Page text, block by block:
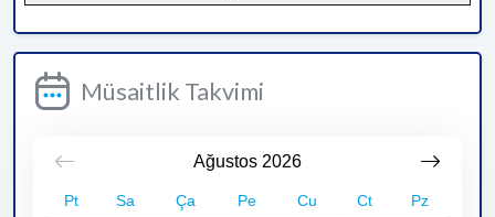
Müsaitlik Takvimi
Ağustos 2026
Pt Sa Ça Pe Cu Ct Pz